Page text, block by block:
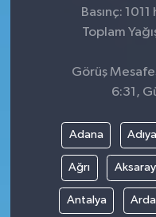
Basınç:
Toplam
Görüş
6:31,
Adana
Ağrı Aksaray
Antalya